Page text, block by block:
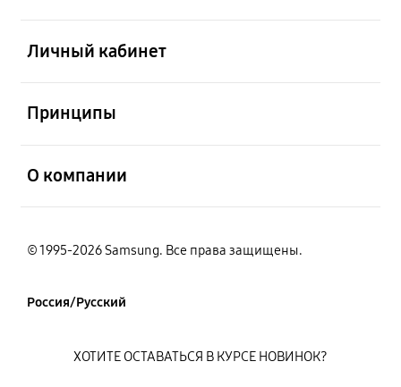
Личный кабинет
Принципы
О компании
© 1995-2026 Samsung. Все права защищены.
Россия/Русский
ХОТИТЕ ОСТАВАТЬСЯ В КУРСЕ НОВИНОК?